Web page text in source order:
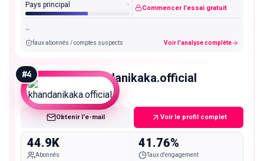
Pays principal - Commencer l'essai gratuit
-
faux abonnés / comptes suspects Voir l'analyse complète
#4 khandanikaka.official
Micro
Obtenir l'e-mail Voir le profil complet
44.9K
Abonnés
41.76%
Taux d'engagement